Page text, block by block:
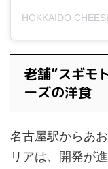
老舗”スギモ
ーズの洋食
名古屋駅からあ
リアは、開発が